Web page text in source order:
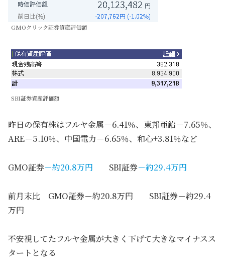
GMOクリック証券資産評価額
SBI証券資産評価額
昨日の保有株はフルヤ金属－6.41％、東邦亜鉛－7.65％、
ARE－5.10％、中国電力－6.65％、和心+3.81％など
GMO証券－約20.8万円 SBI証券－約29.4万円
前月末比 GMO証券－約20.8万円 SBI証券－約29.4
万円
不安視してたフルヤ金属が大きく下げて大きなマイナスス
タートとなる